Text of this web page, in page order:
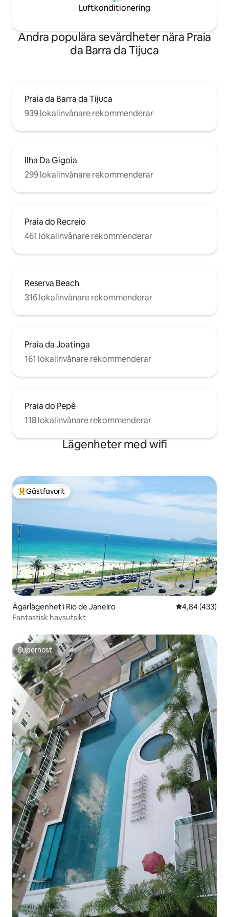
Luftkonditionering
Andra populära sevärdheter nära Praia
da Barra da Tijuca
Praia da Barra da Tijuca
939 lokalinvånare rekommenderar
Ilha Da Gigoia
299 lokalinvånare rekommenderar
Praia do Recreio
461 lokalinvånare rekommenderar
Reserva Beach
316 lokalinvånare rekommenderar
Praia da Joatinga
161 lokalinvånare rekommenderar
Praia do Pepê
118 lokalinvånare rekommenderar
Lägenheter med wifi
Populär gästfavorit
Gästfavorit
Ägarlägenhet i Rio de Janeiro 4,84 av 5 i
4,84 (433)
Fantastisk havsutsikt
Superhost
Superhost